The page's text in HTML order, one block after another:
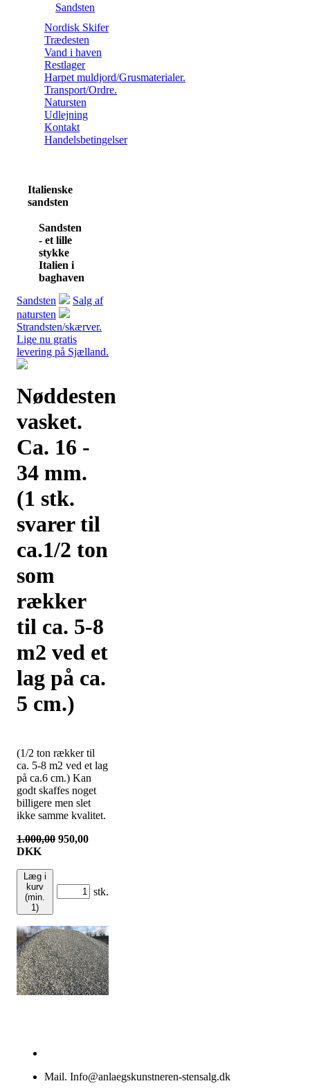
Sandsten
Nordisk Skifer
Trædesten
Vand i haven
Restlager
Harpet muldjord/Grusmaterialer.
Transport/Ordre.
Natursten
Udlejning
Kontakt
Handelsbetingelser
Italienske
sandsten
Sandsten
- et lille
stykke
Italien i
baghaven
Sandsten
Salg af
natursten
Strandsten/skærver.
Lige nu gratis
levering på Sjælland.
Nøddesten
vasket.
Ca. 16 -
34 mm.
(1 stk.
svarer til
ca.1/2 ton
som
rækker
til ca. 5-8
m2 ved et
lag på ca.
5 cm.)
(1/2 ton rækker til
ca. 5-8 m2 ved et lag
på ca.6 cm.) Kan
godt skaffes noget
billigere men slet
ikke samme kvalitet.
1.000,00 950,00
DKK
Læg i
kurv
(min.
1)
stk.
Mail. Info@anlaegskunstneren-stensalg.dk